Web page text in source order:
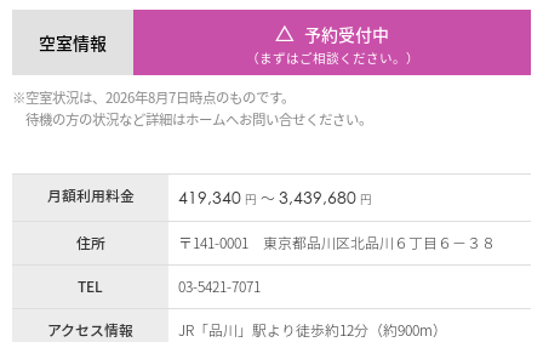
空室情報 予約受付中
（まずはご相談ください。）
※空室状況は、2026年8月7日時点のものです。
待機の方の状況など詳細はホームへお問い合せください。
月額利用料金 419,340 円 〜 3,439,680 円
住所
〒141-0001 東京都品川区北品川６丁目６－３８
TEL
03-5421-7071
アクセス情報
JR「品川」駅より徒歩約12分（約900m）